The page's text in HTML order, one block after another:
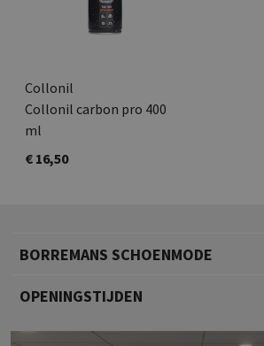
Collonil
Collonil carbon pro 400
ml
€ 16,50
BORREMANS SCHOENMODE
OPENINGSTIJDEN
Maandag
13.00 - 18.00